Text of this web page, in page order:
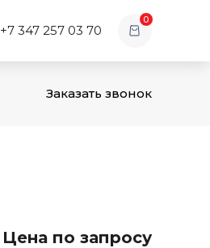
+7 347 257 03 70
0
Заказать звонок
Цена по запросу